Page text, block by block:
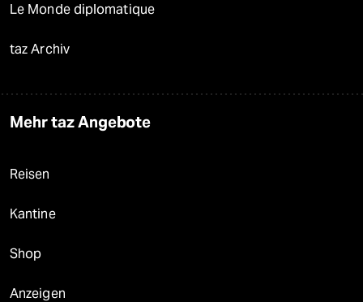
Le Monde diplomatique
taz Archiv
Mehr taz Angebote
Reisen
Kantine
Shop
Anzeigen